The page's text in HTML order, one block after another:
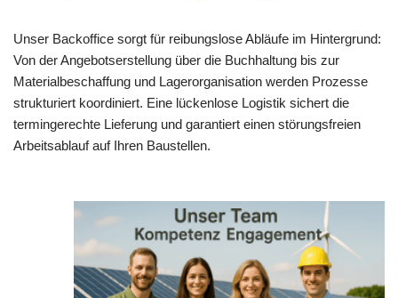
Unser Backoffice sorgt für reibungslose Abläufe im Hintergrund:
Von der Angebotserstellung über die Buchhaltung bis zur
Materialbeschaffung und Lagerorganisation werden Prozesse
strukturiert koordiniert. Eine lückenlose Logistik sichert die
termingerechte Lieferung und garantiert einen störungsfreien
Arbeitsablauf auf Ihren Baustellen.